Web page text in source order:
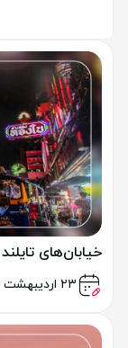
خیابان‌های تایلند
۲۳ اردیبهشت ۱۴۰۵